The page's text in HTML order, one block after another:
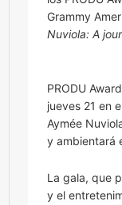
Grammy
Nuviola: A
PRODU
jueves 21 en
Aymée
y ambientará
La gala, que
y el